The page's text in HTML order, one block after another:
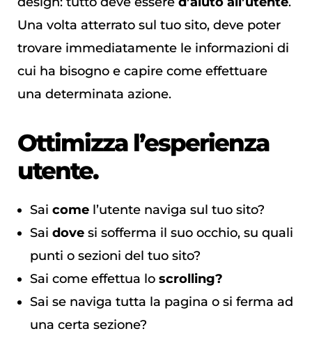
Una volta atterrato sul tuo sito, deve poter
trovare immediatamente le informazioni di
cui ha bisogno e capire come effettuare
una determinata azione.
Ottimizza l’esperienza
utente.
Sai come l’utente naviga sul tuo sito?
Sai dove si sofferma il suo occhio, su quali
punti o sezioni del tuo sito?
Sai come effettua lo scrolling?
Sai se naviga tutta la pagina o si ferma ad
una certa sezione?